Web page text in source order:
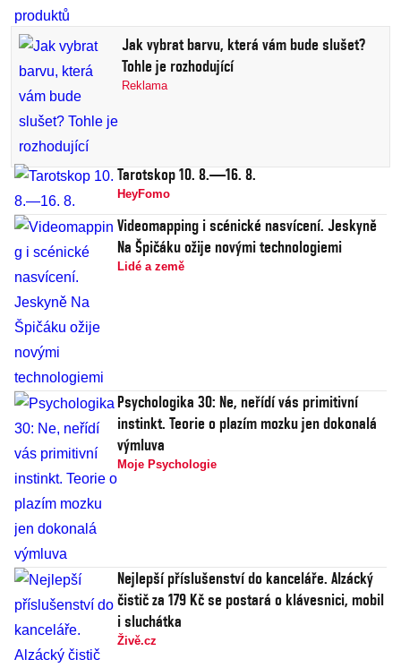
Jak vybrat barvu, která vám bude slušet?
Tohle je rozhodující
Reklama
Tarotskop 10. 8.—16. 8.
HeyFomo
Videomapping i scénické nasvícení. Jeskyně
Na Špičáku ožije novými technologiemi
Lidé a země
Psychologika 30: Ne, neřídí vás primitivní
instinkt. Teorie o plazím mozku jen dokonalá
výmluva
Moje Psychologie
Nejlepší příslušenství do kanceláře. Alzácký
čistič za 179 Kč se postará o klávesnici, mobil
i sluchátka
Živě.cz